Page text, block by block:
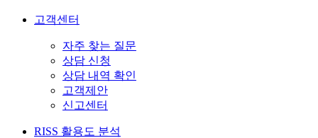
고객센터
자주 찾는 질문
상담 신청
상담 내역 확인
고객제안
신고센터
RISS 활용도 분석